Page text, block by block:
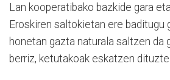
Lan kooperatibako bazkide gara
Eroskiren saltokietan ere baditugu
honetan gazta naturala saltzen da
berriz, ketutakoak eskatzen dituzte